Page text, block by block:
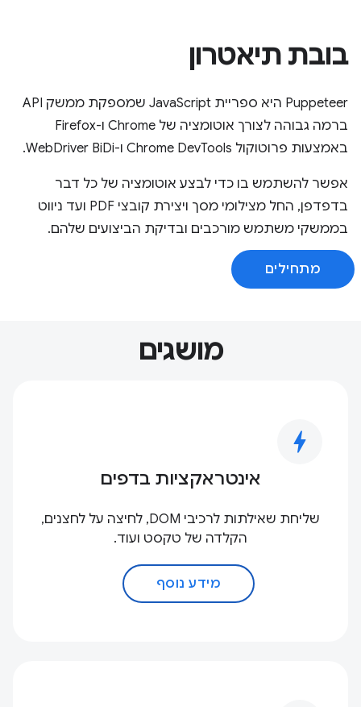
בובת תיאטרון
Puppeteer היא ספריית JavaScript שמספקת ממשק API
ברמה גבוהה לצורך אוטומציה של Chrome ו-Firefox
באמצעות פרוטוקול Chrome DevTools ו-WebDriver BiDi.
אפשר להשתמש בו כדי לבצע אוטומציה של כל דבר
בדפדפן, החל מצילומי מסך ויצירת קובצי PDF ועד ניווט
בממשקי משתמש מורכבים ובדיקת הביצועים שלהם.
מתחילים
מושגים
bolt
אינטראקציות בדפים
שליחת שאילתות לרכיבי DOM, לחיצה על לחצנים,
הקלדה של טקסט ועוד.
מידע נוסף